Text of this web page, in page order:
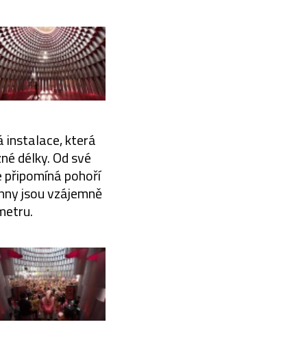
instalace, která
délky. Od své
pohoří
jsou vzájemně